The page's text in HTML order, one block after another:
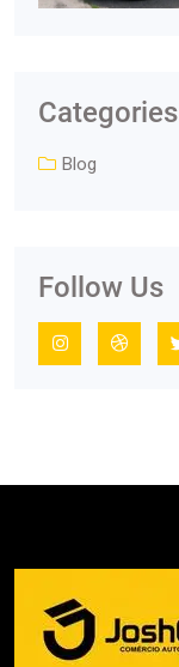
Categories
Blog
Follow Us